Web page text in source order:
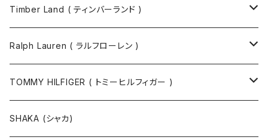
Timber Land ( ティンバーランド )
ソックス
半袖Tシャツ
長袖Tシャツ
Ralph Lauren ( ラルフローレン )
シャツ
帽子
TOMMY HILFIGER ( トミーヒルフィガー )
ジャケット
SHAKA (シャカ)